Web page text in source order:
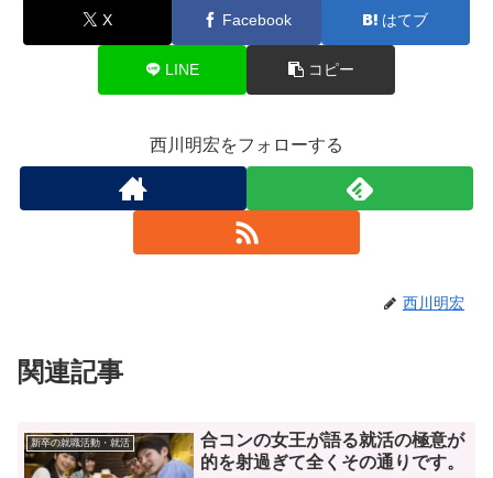
X Facebook はてブ
LINE コピー
西川明宏をフォローする
西川明宏
関連記事
新卒の就職活動・就活
合コンの女王が語る就活の極意が
的を射過ぎて全くその通りです。